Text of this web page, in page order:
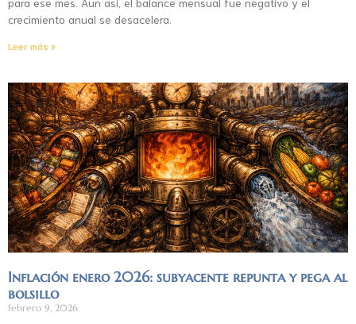
crecimiento anual se desacelera.
Leer más »
Inflación enero 2026: subyacente repunta y pega al
bolsillo
febrero 9, 2026